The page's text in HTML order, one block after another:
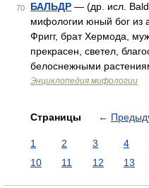
70 БАЛЬДР — (др. исл.
мифологии юный бог
Фригг, брат Хермода,
прекрасен, светел,
белоснежными
Энциклопедия мифологии
Страницы ←
1 2 3 4
10
11 12 13